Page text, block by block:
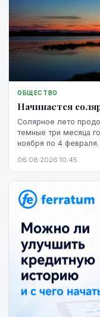
ОБЩЕСТВО
Начинается
Солярное лето
темные три месяца
ноября по 4 февраля.
06.08.2026 10:45